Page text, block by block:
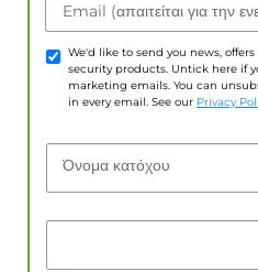
We'd like to send you news,
security products. Untick here if
marketing emails. You can
in every email. See our Privacy
Όνομα κατόχου